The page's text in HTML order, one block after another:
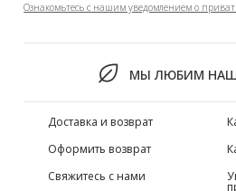
Ознакомьтесь с нашим уведомлением о
МЫ ЛЮБИМ
Доставка и возврат
Оформить возврат
Свяжитесь с нами